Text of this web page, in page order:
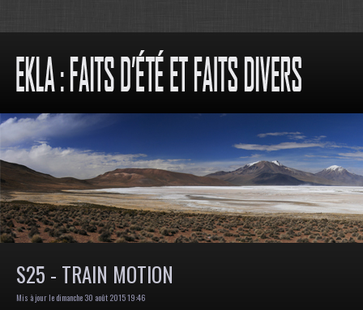
S25 - TRAIN MOTION
Mis à jour le dimanche 30 août 2015 19:46